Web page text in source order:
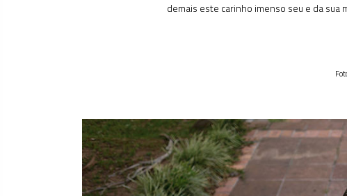
demais este carinho imenso seu e da sua